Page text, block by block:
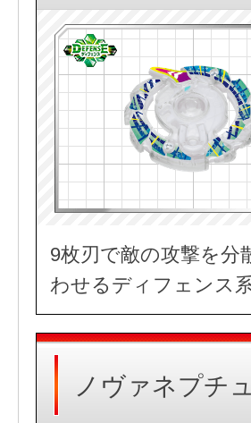
9枚刃で敵の攻撃を分
わせるディフェンス
ノヴァネプチ